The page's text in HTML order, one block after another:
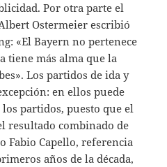
Por otra parte el
Ostermeier escribió
«El Bayern no pertenece
tiene más alma que la
Los partidos de ida y
en ellos puede
partidos, puesto que el
resultado combinado de
Fabio Capello, referencia
años de la década,